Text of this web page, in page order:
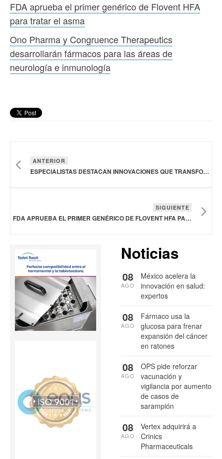
FDA aprueba el primer genérico de Flovent HFA
para tratar el asma
Ono Pharma y Congruence Therapeutics
desarrollarán fármacos para las áreas de
neurología e inmunología
ANTERIOR
ESPECIALISTAS DESTACAN INNOVACIONES QUE TRANSFORMAN LA MATERNIDAD PLANEADA
SIGUIENTE
FDA APRUEBA EL PRIMER GENÉRICO DE FLOVENT HFA PARA TRATAR EL ASMA
Noticias
México acelera la
innovación en salud:
expertos
08
AGO
Fármaco usa la
glucosa para frenar
expansión del cáncer
en ratones
08
AGO
OPS pide reforzar
vacunación y
vigilancia por aumento
de casos de
sarampión
08
AGO
Vertex adquirirá a
Crinics
Pharmaceuticals
08
AGO